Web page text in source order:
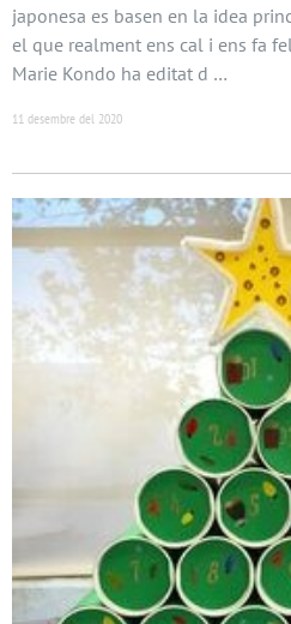
japonesa es basen en la idea
el que realment ens cal i ens fa
Marie Kondo ha editat d …
11 desembre del 2020